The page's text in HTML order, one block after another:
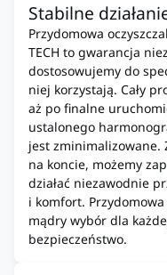
Stabilne
Przydomowa
TECH to gwarancja
dostosowujemy do
niej korzystają. Cały
aż po finalne
ustalonego
jest zminimalizowane.
na koncie, możemy
działać niezawodnie
i komfort.
mądry wybór dla
bezpieczeństwo.